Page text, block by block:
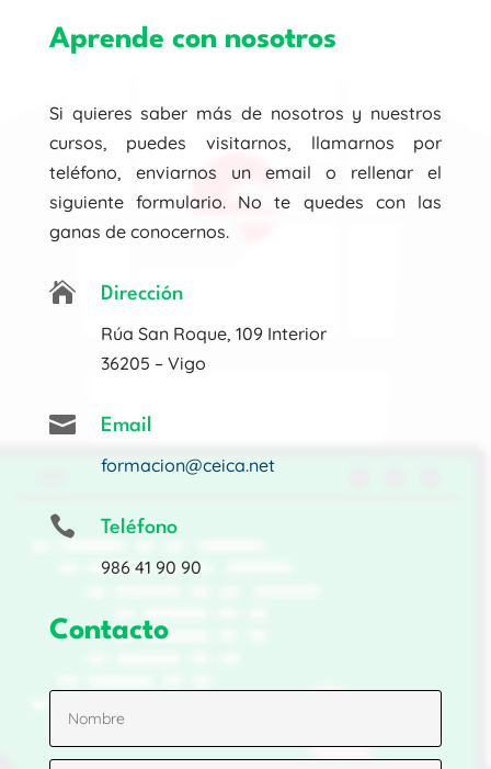
Aprende con nosotros
Si quieres saber más de nosotros y nuestros
cursos, puedes visitarnos, llamarnos por
teléfono, enviarnos un email o rellenar el
siguiente formulario. No te quedes con las
ganas de conocernos.
 Dirección
Rúa San Roque, 109 Interior
36205 – Vigo
 Email
formacion@ceica.net
 Teléfono
986 41 90 90
Contacto